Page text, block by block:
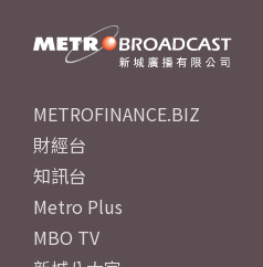
METROFINANCE.BIZ
財經台
知訊台
Metro Plus
MBO TV